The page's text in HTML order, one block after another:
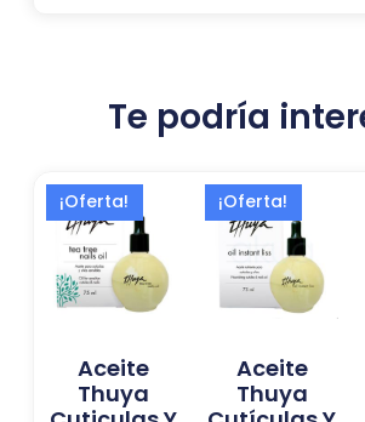
Te podría
¡Oferta!
Aceite
Thuya
El
precio
original
era:
16,99 €.
precio
actual
¡Oferta!
Aceite
Thuya
El
precio
original
era:
16,99 €.